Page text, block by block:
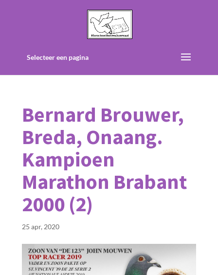
Selecteer een pagina
Bernard Brouwer,
Breda, Onaang.
Kampioen
Marathon Brabant
2000 (2)
25 apr, 2020